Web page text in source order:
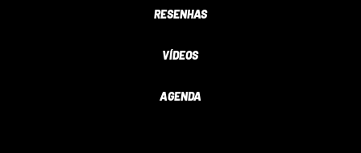
RESENHAS
VÍDEOS
AGENDA